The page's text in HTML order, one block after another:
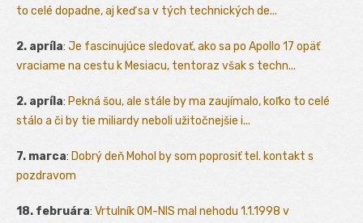
to celé dopadne, aj keď sa v tých technických de...
2. apríla: Je fascinujúce sledovať, ako sa po Apollo 17 opäť
vraciame na cestu k Mesiacu, tentoraz však s techn...
2. apríla: Pekná šou, ale stále by ma zaujímalo, koľko to celé
stálo a či by tie miliardy neboli užitočnejšie i...
7. marca: Dobrý deň Mohol by som poprosiť tel. kontakt s
pozdravom
18. februára: Vrtulník OM-NIS mal nehodu 1.1.1998 v